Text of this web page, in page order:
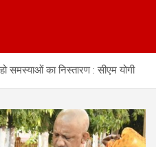
समस्याओं का निस्तारण : सीएम योगी